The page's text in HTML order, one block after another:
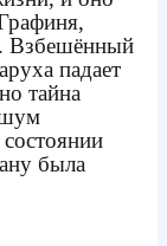
Взбешённый
падает
тайна
шум
была